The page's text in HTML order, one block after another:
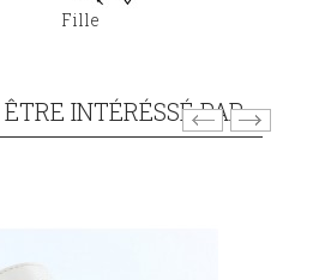
Fille
INTÉRÉSSÉ PAR...